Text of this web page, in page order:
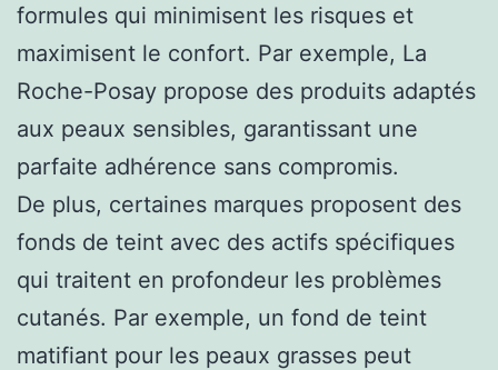
formules qui minimisent les risques et
maximisent le confort. Par exemple, La
Roche-Posay propose des produits adaptés
aux peaux sensibles, garantissant une
parfaite adhérence sans compromis.
De plus, certaines marques proposent des
fonds de teint avec des actifs spécifiques
qui traitent en profondeur les problèmes
cutanés. Par exemple, un fond de teint
matifiant pour les peaux grasses peut